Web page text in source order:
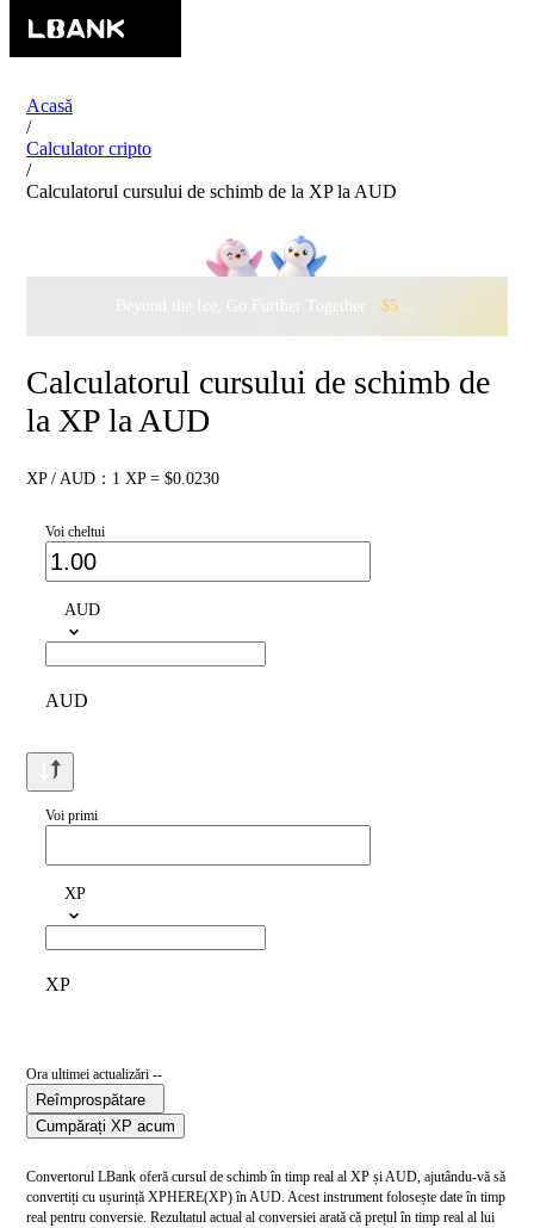
Acasă
/
Calculator cripto
/
Calculatorul cursului de schimb de la XP la AUD
Beyond the Ice, Go Further Together · $500,000
Calculatorul cursului de schimb de
la XP la AUD
XP / AUD：1 XP = $0.0230
Voi cheltui
AUD
AUD
Voi primi
XP
XP
Ora ultimei actualizări --
Reîmprospătare
Cumpărați XP acum
Convertorul LBank oferă cursul de schimb în timp real al XP și AUD, ajutându-vă să
convertiți cu ușurință XPHERE(XP) în AUD. Acest instrument folosește date în timp
real pentru conversie. Rezultatul actual al conversiei arată că prețul în timp real al lui